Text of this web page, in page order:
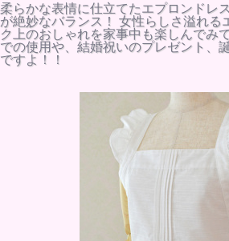
柔らかな表情に仕立てたエプロンドレ
が絶妙なバランス！ 女性らしさ溢れる
ク上のおしゃれを家事中も楽しんでみ
での使用や、結婚祝いのプレゼント、
ですよ！！